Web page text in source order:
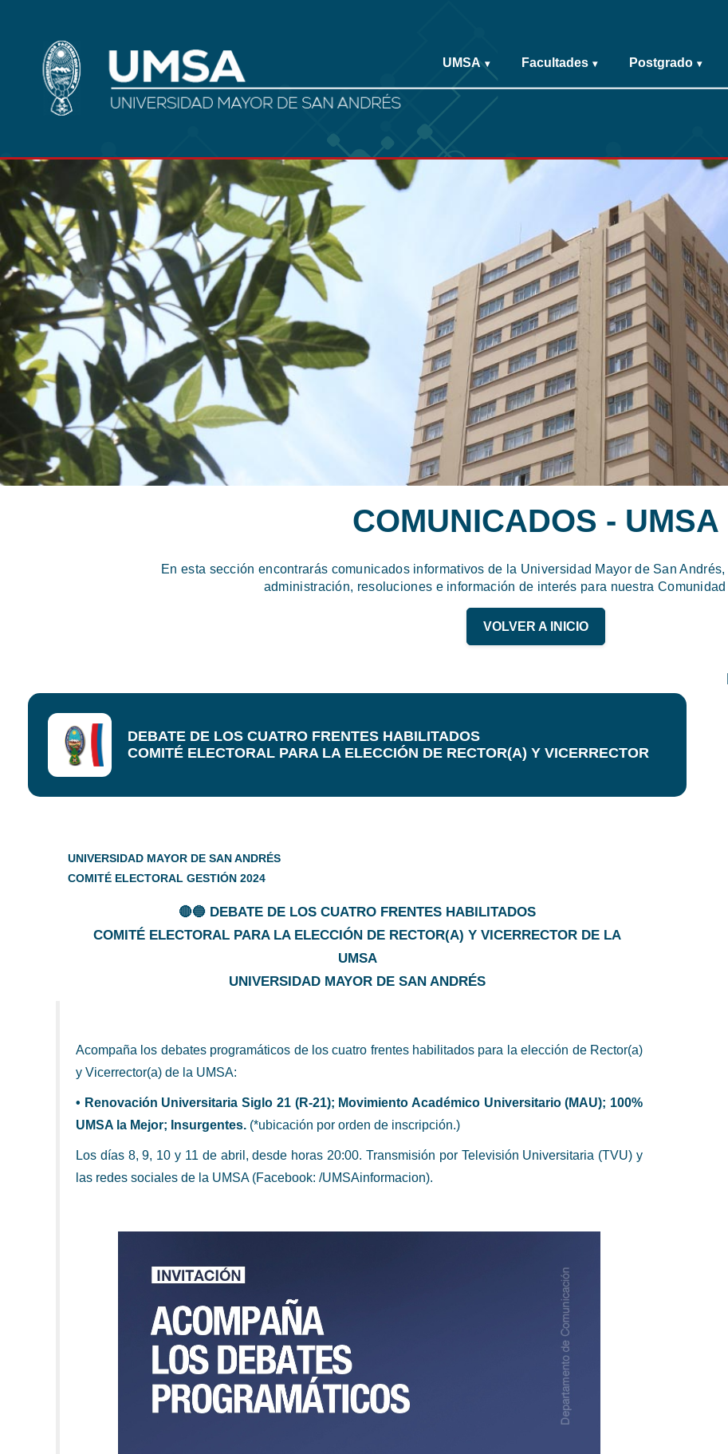
UMSA ▾ Facultades ▾ Postgrado ▾
COMUNICADOS - UMSA
En esta sección encontrarás comunicados informativos de la Universidad Mayor de San
administración, resoluciones e información de interés para nuestra
VOLVER A INICIO
DEBATE DE LOS CUATRO FRENTES HABILITADOS
COMITÉ ELECTORAL PARA LA ELECCIÓN DE RECTOR(A) Y VICERRECTOR
UNIVERSIDAD MAYOR DE SAN ANDRÉS
COMITÉ ELECTORAL GESTIÓN 2024
🔴🔵 DEBATE DE LOS CUATRO FRENTES HABILITADOS
COMITÉ ELECTORAL PARA LA ELECCIÓN DE RECTOR(A) Y VICERRECTOR DE LA
UMSA
UNIVERSIDAD MAYOR DE SAN ANDRÉS
Acompaña los debates programáticos de los cuatro frentes habilitados para la elección de Rector(a)
y Vicerrector(a) de la UMSA:
• Renovación Universitaria Siglo 21 (R-21); Movimiento Académico Universitario (MAU); 100%
UMSA la Mejor; Insurgentes. (*ubicación por orden de inscripción.)
Los días 8, 9, 10 y 11 de abril, desde horas 20:00. Transmisión por Televisión Universitaria (TVU) y
las redes sociales de la UMSA (Facebook: /UMSAinformacion).